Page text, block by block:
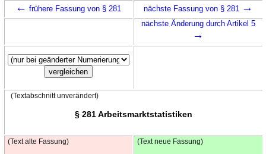
← frühere Fassung von § 281 nächste Fassung von § 281 →
nächste Änderung durch Artikel 5
→
(Textabschnitt unverändert)
§ 281 Arbeitsmarktstatistiken
(Text alte Fassung) (Text neue Fassung)